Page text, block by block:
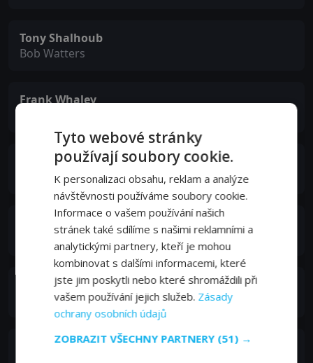
Tony Shalhoub
Bob Watters
Frank Whaley
Charles Durning
Louis Bamberger
Keene Curtis
Eisenhower
Alice Playten
Gretchen
Danny Zorn
Tyto webové stránky
používají soubory cookie.
K personalizaci obsahu, reklam a analýze
návštěvnosti používáme soubory cookie.
Informace o vašem používání našich
stránek také sdílíme s našimi reklamními a
analytickými partnery, kteří je mohou
kombinovat s dalšími informacemi, které
jste jim poskytli nebo které shromáždili při
vašem používání jejich služeb. Zásady
ochrany osobních údajů
ZOBRAZIT VŠECHNY PARTNERY (51) →